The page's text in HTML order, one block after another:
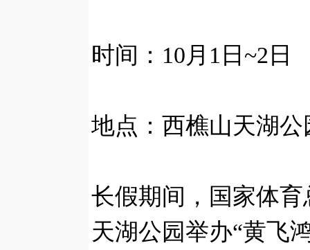
时间：10月1日~2日
地点：西樵山天湖公
长假期间，国家体
天湖公园举办“黄飞